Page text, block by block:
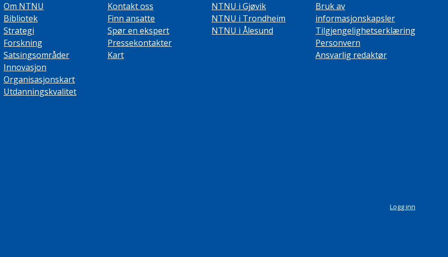
Om NTNU
Bibliotek
Strategi
Forskning
Satsingsområder
Innovasjon
Organisasjonskart
Utdanningskvalitet
Kontakt oss
Finn ansatte
Spør en ekspert
Pressekontakter
Kart
NTNU i Gjøvik
NTNU i Trondheim
NTNU i Ålesund
Bruk av
informasjonskapsler
Tilgjengelighetserklæring
Personvern
Ansvarlig redaktør
Logg inn